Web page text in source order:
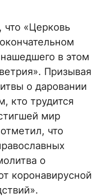
что «Церковь
в этом
Призывая
о даровании
кто трудится
мир
что
о
коронавирусной